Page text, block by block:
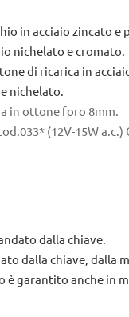
in acciaio zincato e
nichelato e cromato.
di ricarica in
nichelato.
in ottone foro 8mm.
(12V-15W a.c.)
dalla chiave.
dalla chiave, dalla
è garantito anche in